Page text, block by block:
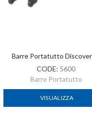
Barre Portatutto
CODE: 5600
Barre Portatutto
VISUALIZZA